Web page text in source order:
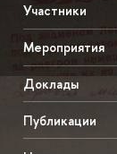
Участники
Мероприятия
Доклады
Публикации